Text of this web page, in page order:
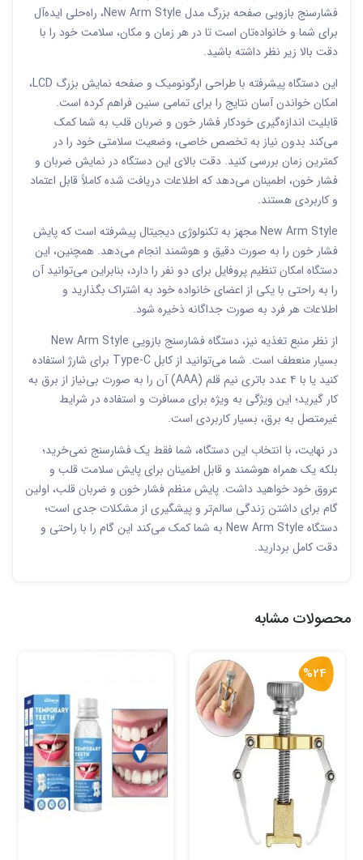
فشارسنج بازویی صفحه بزرگ مدل New Arm Style، راه‌حلی ایده‌آل
برای شما و خانواده‌تان است تا در هر زمان و مکان، سلامت خود را با
دقت بالا زیر نظر داشته باشید.
این دستگاه پیشرفته با طراحی ارگونومیک و صفحه نمایش بزرگ LCD،
امکان خواندن آسان نتایج را برای تمامی سنین فراهم کرده است.
قابلیت اندازه‌گیری خودکار فشار خون و ضربان قلب به شما کمک
می‌کند بدون نیاز به تخصص خاصی، وضعیت سلامتی خود را در
کمترین زمان بررسی کنید. دقت بالای این دستگاه در نمایش ضربان و
فشار خون، اطمینان می‌دهد که اطلاعات دریافت شده کاملاً قابل اعتماد
و کاربردی هستند.
New Arm Style مجهز به تکنولوژی دیجیتال پیشرفته است که پایش
فشار خون را به صورت دقیق و هوشمند انجام می‌دهد. همچنین، این
دستگاه امکان تنظیم پروفایل برای دو نفر را دارد، بنابراین می‌توانید آن
را به راحتی با یکی از اعضای خانواده خود به اشتراک بگذارید و
اطلاعات هر فرد به صورت جداگانه ذخیره شود.
از نظر منبع تغذیه نیز، دستگاه فشارسنج بازویی New Arm Style
بسیار منعطف است. شما می‌توانید از کابل Type-C برای شارژ استفاده
کنید یا با ۴ عدد باتری نیم قلم (AAA) آن را به صورت بی‌نیاز از برق به
کار گیرید؛ این ویژگی به ویژه برای مسافرت و استفاده در شرایط
غیرمتصل به برق، بسیار کاربردی است.
در نهایت، با انتخاب این دستگاه، شما فقط یک فشارسنج نمی‌خرید؛
بلکه یک همراه هوشمند و قابل اطمینان برای پایش سلامت قلب و
عروق خود خواهید داشت. پایش منظم فشار خون و ضربان قلب، اولین
گام برای داشتن زندگی سالم‌تر و پیشگیری از مشکلات جدی است؛
دستگاه New Arm Style به شما کمک می‌کند این گام را با راحتی و
دقت کامل بردارید.
محصولات مشابه
%24